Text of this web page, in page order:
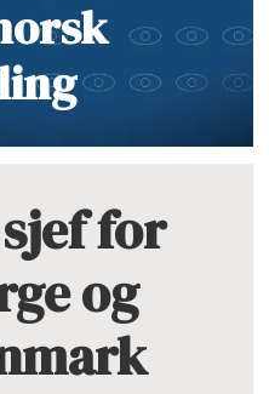
for
og